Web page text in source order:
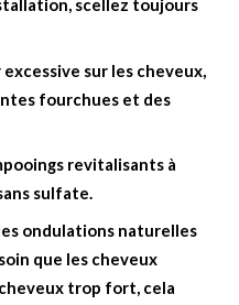
scellez toujours
sur les cheveux,
fourchues et des
revitalisants à
sulfate.
ondulations naturelles
que les cheveux
trop fort, cela